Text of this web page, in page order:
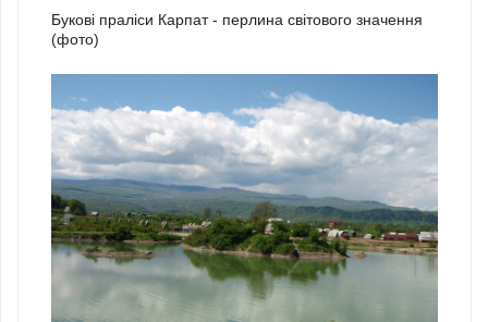
Букові праліси Карпат - перлина світового значення
(фото)